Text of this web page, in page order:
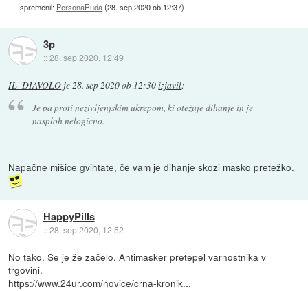
spremenil: PersonaRuda(28. sep 2020 ob 12:37)
3p
::28. sep 2020, 12:49
IL_DIAVOLO je28. sep 2020 ob 12:30izjavil:
Je pa proti nezivljenjskim ukrepom, ki otežuje dihanje in je
nasploh nelogicno.
Napačne mišice gvihtate, če vam je dihanje skozi masko pretežko.
HappyPills
::28. sep 2020, 12:52
No tako. Se je že začelo. Antimasker pretepel varnostnika v
trgovini.
https://www.24ur.com/novice/crna-kronik...